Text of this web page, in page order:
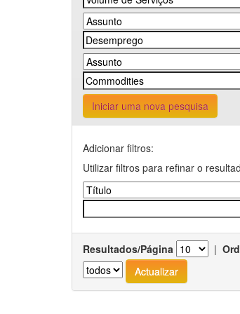
Iniciar uma nova pesquisa
Adicionar filtros:
Utilizar filtros para refinar o
Resultados/Página |